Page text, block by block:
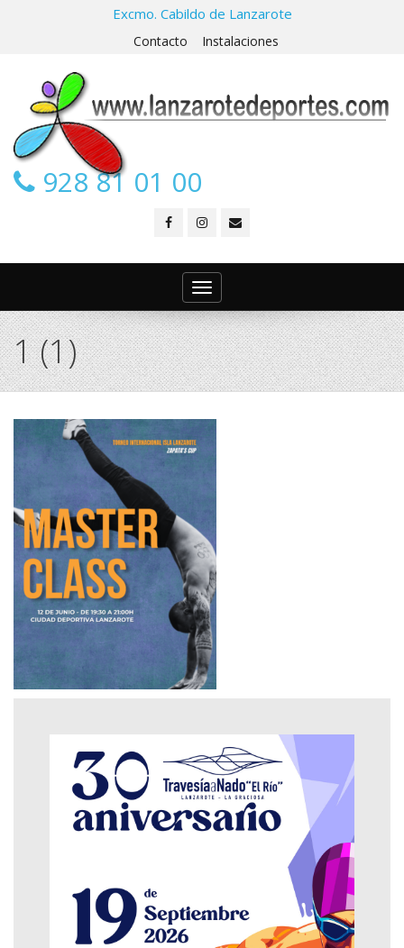
Excmo. Cabildo de Lanzarote
Contacto Instalaciones
928 81 01 00
Toggle
navigation
1 (1)